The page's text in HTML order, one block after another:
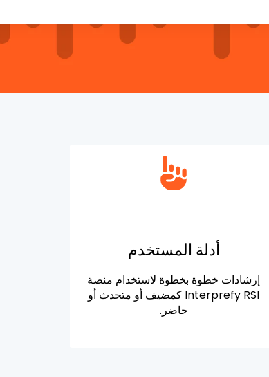
أدلة المستخدم
إرشادات خطوة بخطوة لاستخدام منصة
Interprefy RSI كمضيف أو متحدث أو
حاضر.